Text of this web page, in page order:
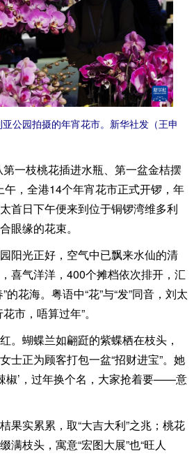
园拍摄的年宵花市。新华社发（王申
一枝桃花插进水瓶、第一盆金桔摆
午，全港14个年宵花市正式开锣，年
首日下午便来到位于铜锣湾维多利
眼缘的花束。
光正好，空气中已飘来水仙的清
喜气洋洋，400个摊档依次排开，汇
的花海。粤语中“花”与“发”同音，刘太
市，唔算过年”。
蝴蝶兰如翩跹的紫蝶栖在枝头，
士正为顾客打包一盆“招财进宝”。她
椒’，过年换个名，大家抢着要——意
实累累，取“大吉大利”之兆；桃花
满枝头，寓意“宏图大展”也“旺人